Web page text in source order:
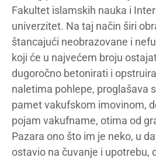
Fakultet islamskih nauka i
univerzitet. Na taj način širi
štancajući neobrazovane i
koji će u najvećem broju
dugoročno betonirati i
naletima pohlepe, proglašava
pamet vakufskom imovinom,
pojam vakufname, otima od
Pazara ono što im je neko, u
ostavio na čuvanje i upotrebu,